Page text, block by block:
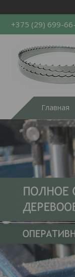
+375 (29) 699-
Главная